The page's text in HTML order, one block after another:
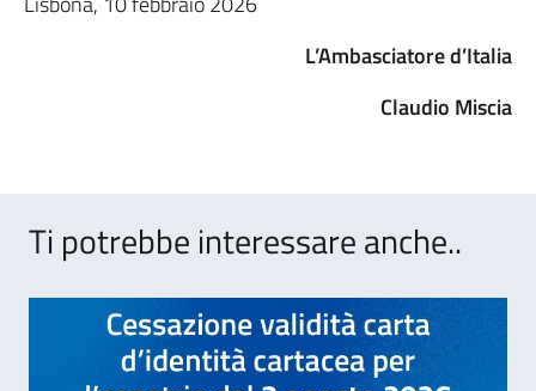
L’Ambasciatore d’Italia
Claudio Miscia
Ti potrebbe interessare anche..